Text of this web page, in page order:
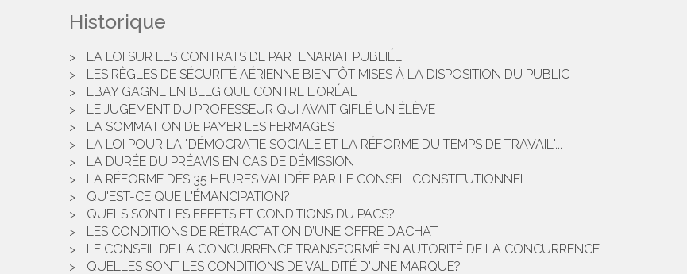
Historique
LA LOI SUR LES CONTRATS DE PARTENARIAT PUBLIÉE
LES RÈGLES DE SÉCURITÉ AÉRIENNE BIENTÔT MISES À LA DISPOSITION DU PUBLIC
EBAY GAGNE EN BELGIQUE CONTRE L'ORÉAL
LE JUGEMENT DU PROFESSEUR QUI AVAIT GIFLÉ UN ÉLÈVE
LA SOMMATION DE PAYER LES FERMAGES
LA LOI POUR LA "DÉMOCRATIE SOCIALE ET LA RÉFORME DU TEMPS DE TRAVAIL"...
LA DURÉE DU PRÉAVIS EN CAS DE DÉMISSION
LA RÉFORME DES 35 HEURES VALIDÉE PAR LE CONSEIL CONSTITUTIONNEL
QU'EST-CE QUE L'ÉMANCIPATION?
QUELS SONT LES EFFETS ET CONDITIONS DU PACS?
LES CONDITIONS DE RÉTRACTATION D’UNE OFFRE D’ACHAT
LE CONSEIL DE LA CONCURRENCE TRANSFORMÉ EN AUTORITÉ DE LA CONCURRENCE
QUELLES SONT LES CONDITIONS DE VALIDITÉ D'UNE MARQUE?